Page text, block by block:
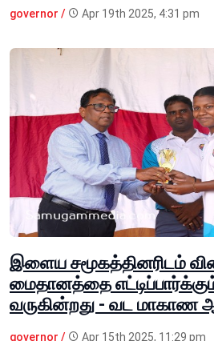
governor / Apr 19th 2025, 4:31 pm
இளைய சமூகத்தினரிடம்
மைதானத்தை
வருகின்றது - வட
governor / Apr 15th 2025, 11:29 pm